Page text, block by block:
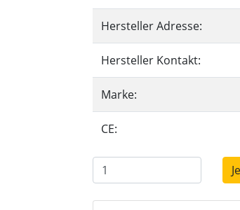
Hersteller Adresse:
Hersteller Kontakt:
Marke:
CE: